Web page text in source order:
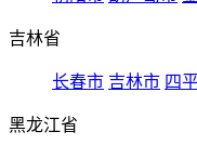
吉林省
长春市 吉林市 四
黑龙江省